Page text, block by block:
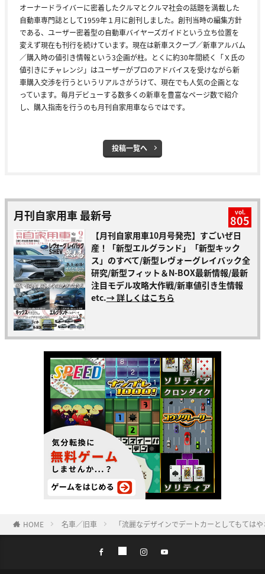
オーナードライバーに密着したクルマとクルマ社会の話題を満載した
自動車専門誌として1959年１月に創刊しました。創刊当時の編集方針
である、ユーザー密着型の自動車バイヤーズガイドという立ち位置を
変えず現在も刊行を続けています。現在は新車スクープ／新車アルバム
／購入時の値引き情報という3企画が柱。とくに約30年間続く「Ｘ氏の
値引きにチャレンジ」はユーザーがプロのアドバイスを受けながら新
車購入交渉を行うというリアルさがうけて、現在でも人気の企画とな
っています。毎月デビューする数多くの新車を豊富なページ数で紹介
し、購入指南を行うのも月刊自家用車ならではです。
投稿一覧へ
月刊自家用車 最新号 vol.
805
【月刊自家用車10月号発売】すごいぜ日
産！「新型エルグランド」「新型キック
ス」のすべて/新型レヴォーグレイバック全
研究/新型フィット＆N-BOX最新情報/最新
注目モデル攻略大作戦/新車値引き生情報
etc.→ 詳しくはこちら
HOME 名車／旧車 「流麗なデザインでデートカーとしてもて